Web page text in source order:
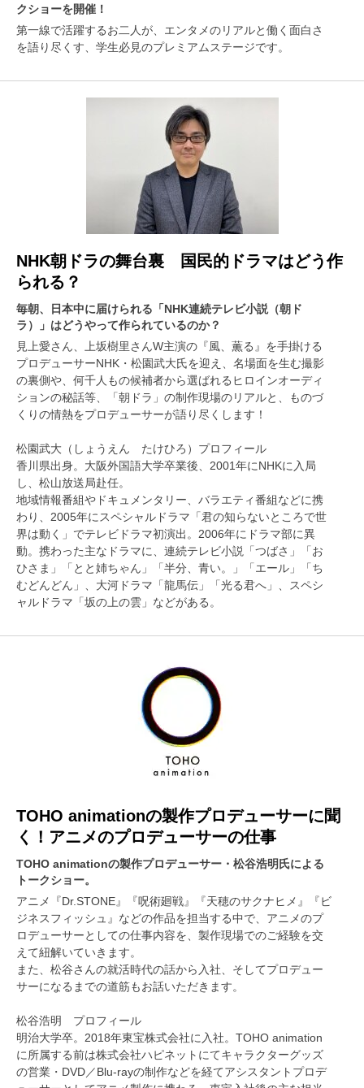
クショーを開催！
第一線で活躍するお二人が、エンタメのリアルと働く面白さ
を語り尽くす、学生必見のプレミアムステージです。
NHK朝ドラの舞台裏 国民的ドラマはどう作
られる？
毎朝、日本中に届けられる「NHK連続テレビ小説（朝ド
ラ）」はどうやって作られているのか？
見上愛さん、上坂樹里さんW主演の『風、薫る』を手掛ける
プロデューサーNHK・松園武大氏を迎え、名場面を生む撮影
の裏側や、何千人もの候補者から選ばれるヒロインオーディ
ションの秘話等、「朝ドラ」の制作現場のリアルと、ものづ
くりの情熱をプロデューサーが語り尽くします！
松園武大（しょうえん たけひろ）プロフィール
香川県出身。大阪外国語大学卒業後、2001年にNHKに入局
し、松山放送局赴任。
地域情報番組やドキュメンタリー、バラエティ番組などに携
わり、2005年にスペシャルドラマ「君の知らないところで世
界は動く」でテレビドラマ初演出。2006年にドラマ部に異
動。携わった主なドラマに、連続テレビ小説「つばさ」「お
ひさま」「とと姉ちゃん」「半分、青い。」「エール」「ち
むどんどん」、大河ドラマ「龍馬伝」「光る君へ」、スペシ
ャルドラマ「坂の上の雲」などがある。
TOHO animationの製作プロデューサーに聞
く！アニメのプロデューサーの仕事
TOHO animationの製作プロデューサー・松谷浩明氏による
トークショー。
アニメ『Dr.STONE』『呪術廻戦』『天穂のサクナヒメ』『ビ
ジネスフィッシュ』などの作品を担当する中で、アニメのプ
ロデューサーとしての仕事内容を、製作現場でのご経験を交
えて紐解いていきます。
また、松谷さんの就活時代の話から入社、そしてプロデュー
サーになるまでの道筋もお話いただきます。
松谷浩明 プロフィール
明治大学卒。2018年東宝株式会社に入社。TOHO animation
に所属する前は株式会社ハピネットにてキャラクターグッズ
の営業・DVD／Blu-rayの制作などを経てアシスタントプロデ